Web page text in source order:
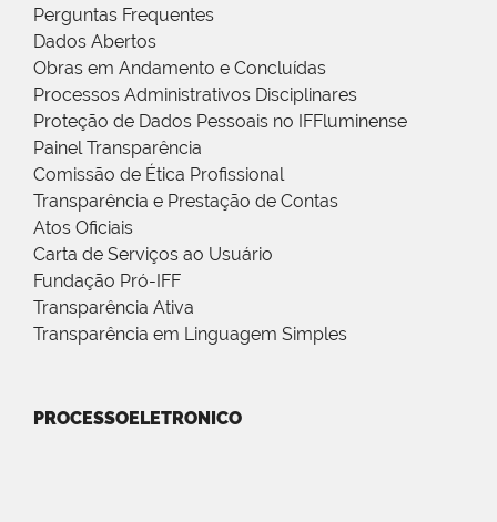
Perguntas Frequentes
Dados Abertos
Obras em Andamento e Concluídas
Processos Administrativos Disciplinares
Proteção de Dados Pessoais no IFFluminense
Painel Transparência
Comissão de Ética Profissional
Transparência e Prestação de Contas
Atos Oficiais
Carta de Serviços ao Usuário
Fundação Pró-IFF
Transparência Ativa
Transparência em Linguagem Simples
PROCESSOELETRONICO